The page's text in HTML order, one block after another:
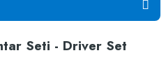
Seti - Driver Set